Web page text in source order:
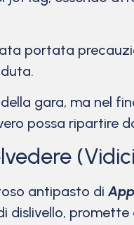
portata
gara, ma nel
possa ripartire
antipasto di
dislivello,